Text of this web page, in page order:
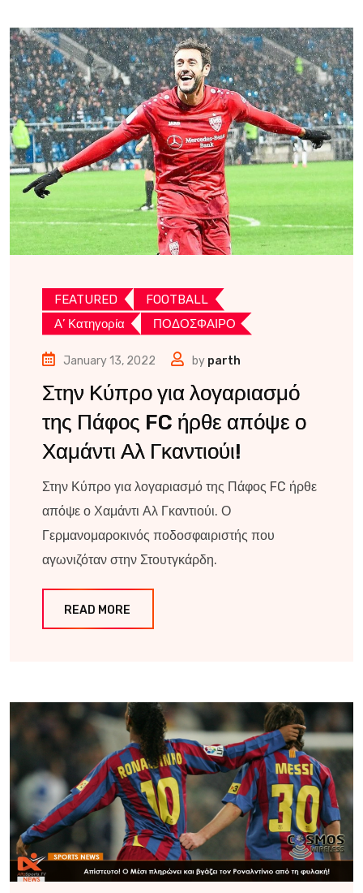
FEATURED
FOOTBALL
Α’ Κατηγορία
ΠΟΔΟΣΦΑΙΡΟ
January 13, 2022 by parth
Στην Κύπρο για λογαριασμό
της Πάφος FC ήρθε απόψε ο
Χαμάντι Αλ Γκαντιούι!
Στην Κύπρο για λογαριασμό της Πάφος FC ήρθε
απόψε ο Χαμάντι Αλ Γκαντιούι. Ο
Γερμανομαροκινός ποδοσφαιριστής που
αγωνιζόταν στην Στουτγκάρδη.
READ MORE